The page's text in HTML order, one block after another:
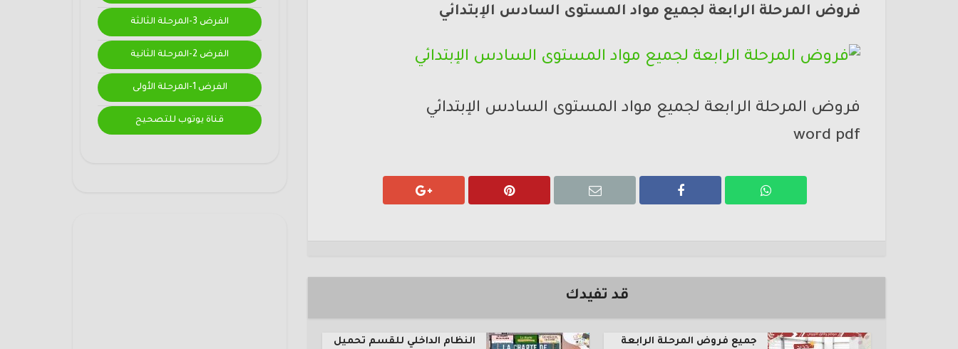
الفرض 3-المرحلة الثالثة
الفرض 2-المرحلة الثانية
الفرض 1-المرحلة الأولى
قناة يوتوب للتصحيح
فروض المرحلة الرابعة لجميع مواد المستوى السادس الإبتدائي
فروض المرحلة الرابعة لجميع مواد المستوى السادس الإبتدائي
word pdf
قد تفيدك
جميع فروض المرحلة الرابعة
النظام الداخلي للقسم تحميل